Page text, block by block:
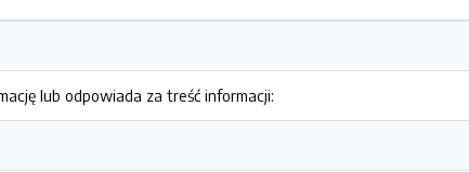
lub odpowiada za treść informacji: